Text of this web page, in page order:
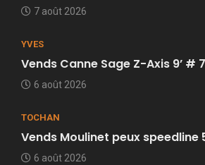
7 août 2026
YVES
Vends Canne Sage Z-Axis 9’ #
6 août 2026
TOCHAN
Vends Moulinet peux speedline
6 août 2026